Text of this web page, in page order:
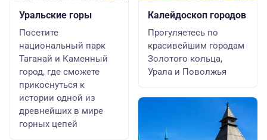
Уральские горы
Посетите
национальный парк
Таганай и Каменный
город, где сможете
прикоснуться к
истории одной из
древнейших в мире
горных цепей
Калейдоскоп городов
Прогуляетесь по
красивейшим городам
Золотого кольца,
Урала и Поволжья